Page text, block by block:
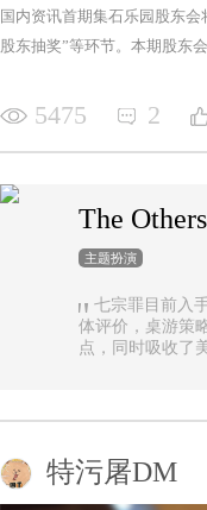
国内资讯首期集石乐园股东
股东抽奖”等环节。本期股东会
5475 2
The Others
主题扮演
七宗罪目前入
体评价，桌游策
点，同时吸收了
事推进，化身降
罪恶中最有气势
特污屠DM